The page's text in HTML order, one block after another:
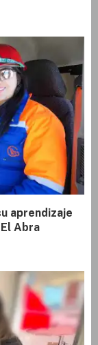
aprendizaje
Abra